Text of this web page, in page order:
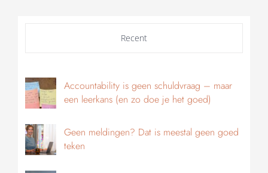
Recent
Accountability is geen schuldvraag – maar
een leerkans (en zo doe je het goed)
Geen meldingen? Dat is meestal geen goed
teken